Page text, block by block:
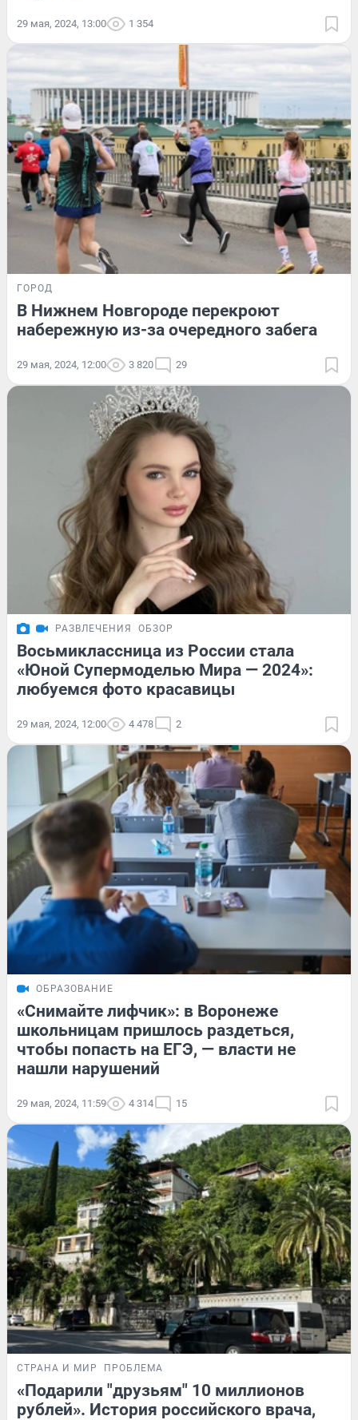
29 мая, 2024, 13:00 1 354
ГОРОД
В Нижнем Новгороде перекроют
набережную из-за очередного забега
29 мая, 2024, 12:00 3 820 29
РАЗВЛЕЧЕНИЯ ОБЗОР
Восьмиклассница из России стала
«Юной Супермоделью Мира — 2024»:
любуемся фото красавицы
29 мая, 2024, 12:00 4 478 2
ОБРАЗОВАНИЕ
«Снимайте лифчик»: в Воронеже
школьницам пришлось раздеться,
чтобы попасть на ЕГЭ, — власти не
нашли нарушений
29 мая, 2024, 11:59 4 314 15
СТРАНА И МИР ПРОБЛЕМА
«Подарили "друзьям" 10 миллионов
рублей». История российского врача,